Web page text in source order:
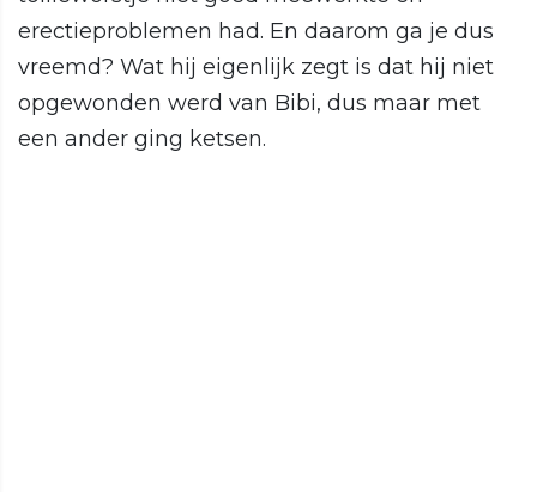
erectieproblemen had. En daarom ga je dus
vreemd? Wat hij eigenlijk zegt is dat hij niet
opgewonden werd van Bibi, dus maar met
een ander ging ketsen.